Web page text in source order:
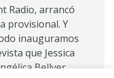
Radio, arrancó
provisional. Y
inauguramos
que Jessica
Bellver,